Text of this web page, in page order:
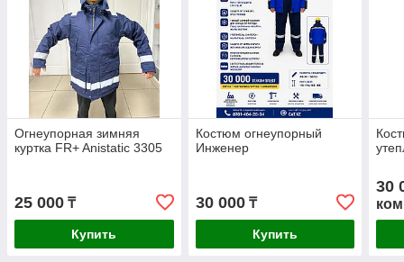
Огнеупорная зимняя
куртка FR+ Anistatic 3305
25 000 ₸
Купить
Костюм огнеупорный
Инженер
30 000₸
Купить
30